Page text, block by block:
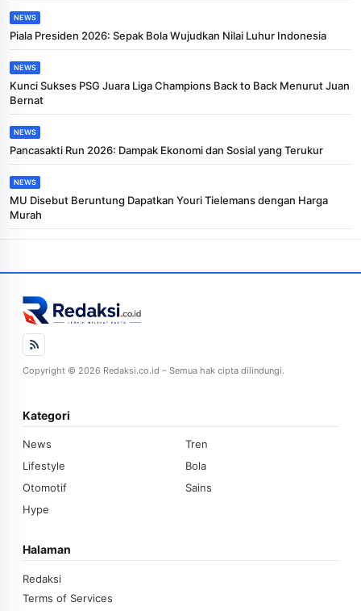
NEWS
Piala Presiden 2026: Sepak Bola Wujudkan Nilai Luhur Indonesia
NEWS
Kunci Sukses PSG Juara Liga Champions Back to Back Menurut Juan
Bernat
NEWS
Pancasakti Run 2026: Dampak Ekonomi dan Sosial yang Terukur
NEWS
MU Disebut Beruntung Dapatkan Youri Tielemans dengan Harga
Murah
Copyright © 2026 Redaksi.co.id – Semua hak cipta dilindungi.
Kategori
News
Tren
Lifestyle
Bola
Otomotif
Sains
Hype
Halaman
Redaksi
Terms of Services